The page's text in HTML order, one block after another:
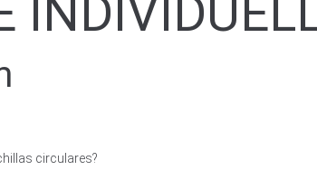
circulares?